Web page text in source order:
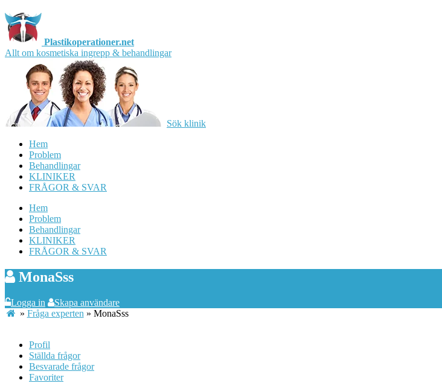
Plastikoperationer.net
Allt om kosmetiska ingrepp & behandlingar
Sök klinik
Hem
Problem
Behandlingar
KLINIKER
FRÅGOR & SVAR
Hem
Problem
Behandlingar
KLINIKER
FRÅGOR & SVAR
MonaSss
Logga in
Skapa användare
» Fråga experten » MonaSss
Profil
Ställda frågor
Besvarade frågor
Favoriter